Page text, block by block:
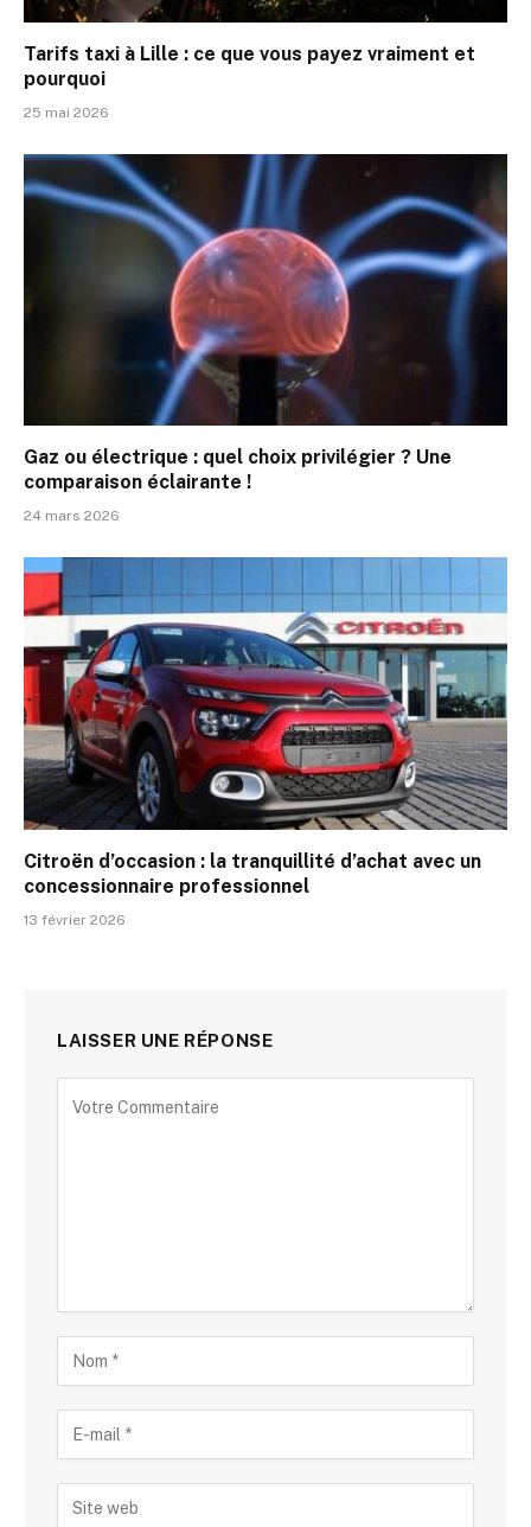
Tarifs taxi à Lille : ce que vous payez vraiment et
pourquoi
25 mai 2026
Gaz ou électrique : quel choix privilégier ? Une
comparaison éclairante !
24 mars 2026
Citroën d’occasion : la tranquillité d’achat avec un
concessionnaire professionnel
13 février 2026
LAISSER UNE RÉPONSE